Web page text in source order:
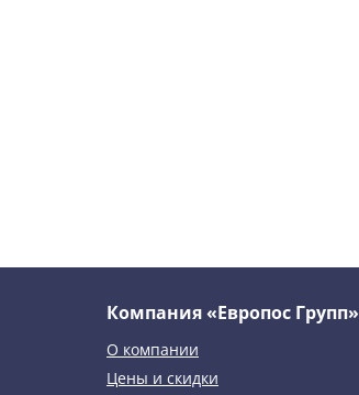
Компания «Европос Групп»
О компании
Цены и скидки